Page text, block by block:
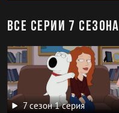
Все серии 7 сезона
7 сезон 1 серия